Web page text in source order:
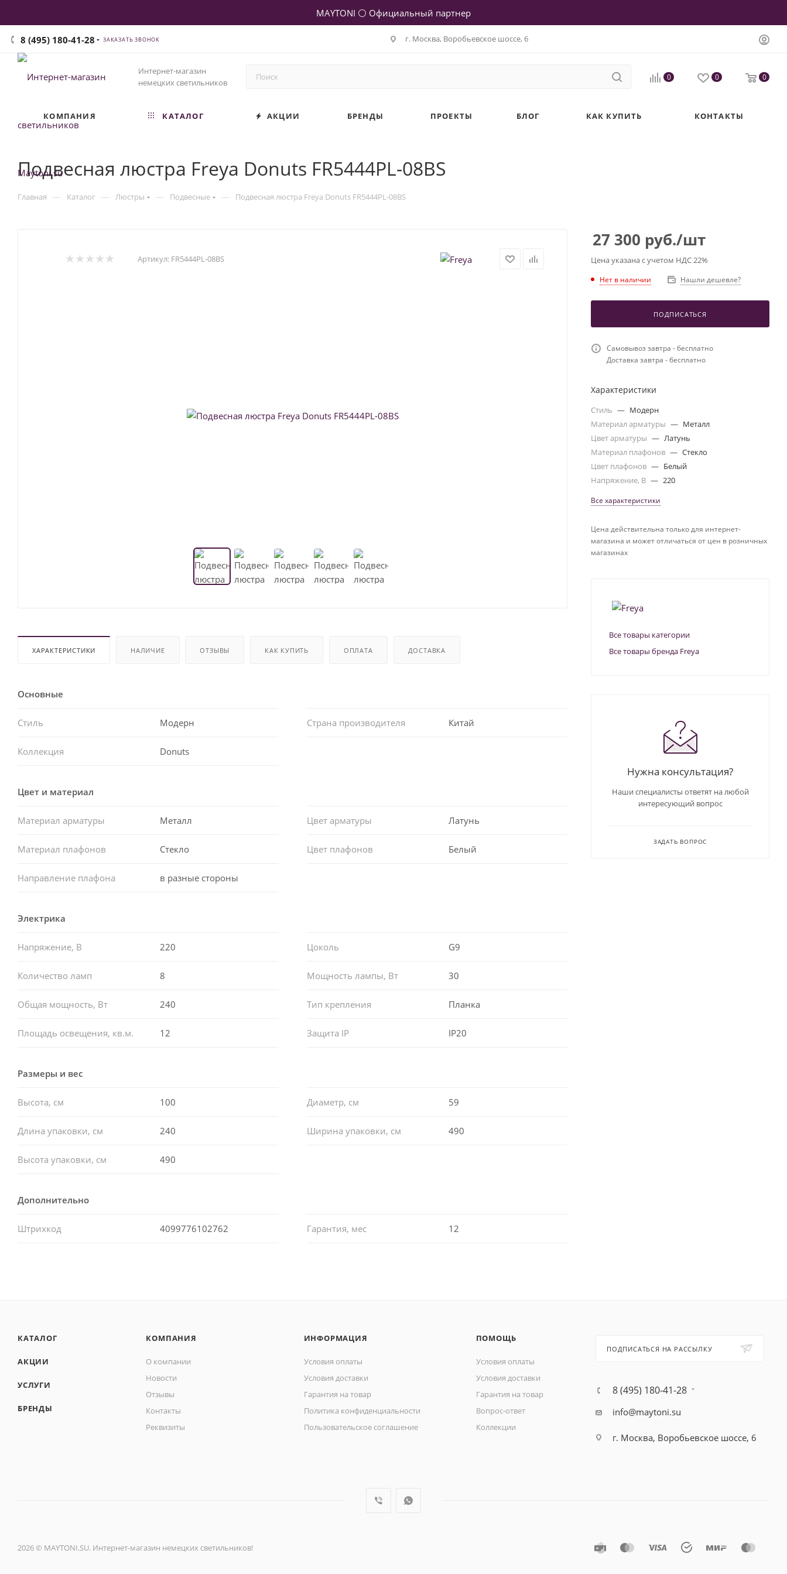
MAYTONI ⚪ Официальный партнер
8 (495) 180-41-28 ЗАКАЗАТЬ ЗВОНОК г. Москва, Воробьевское шоссе, 6
Интернет-магазин
немецких светильников
0 0 0
КОМПАНИЯ КАТАЛОГ АКЦИИ БРЕНДЫ ПРОЕКТЫ БЛОГ КАК КУПИТЬ КОНТАКТЫ
Подвесная люстра Freya Donuts FR5444PL-08BS
Главная — Каталог — Люстры — Подвесные — Подвесная люстра Freya Donuts FR5444PL-08BS
Артикул: FR5444PL-08BS
ХАРАКТЕРИСТИКИ НАЛИЧИЕ ОТЗЫВЫ КАК КУПИТЬ ОПЛАТА ДОСТАВКА
Основные
Стиль Модерн Страна производителя Китай
Коллекция Donuts
Цвет и материал
Материал арматуры Металл Цвет арматуры Латунь
Материал плафонов Стекло Цвет плафонов Белый
Направление плафона в разные стороны
Электрика
Напряжение, В 220 Цоколь G9
Количество ламп 8 Мощность лампы, Вт 30
Общая мощность, Вт 240 Тип крепления Планка
Площадь освещения, кв.м. 12 Защита IP IP20
Размеры и вес
Высота, см 100 Диаметр, см 59
Длина упаковки, см 240 Ширина упаковки, см 490
Высота упаковки, см 490
Дополнительно
Штрихкод 4099776102762 Гарантия, мес 12
27 300 руб./шт
Цена указана с учетом НДС 22%
Нет в наличии Нашли дешевле?
ПОДПИСАТЬСЯ
Самовывоз завтра - бесплатно
Доставка завтра - бесплатно
Характеристики
Стиль — Модерн
Материал арматуры — Металл
Цвет арматуры — Латунь
Материал плафонов — Стекло
Цвет плафонов — Белый
Напряжение, В — 220
Все характеристики
Цена действительна только для интернет-
магазина и может отличаться от цен в розничных
магазинах
Все товары категории
Все товары бренда Freya
Нужна консультация?
Наши специалисты ответят на любой
интересующий вопрос
ЗАДАТЬ ВОПРОС
КАТАЛОГ
АКЦИИ
УСЛУГИ
БРЕНДЫ
КОМПАНИЯ
О компании
Новости
Отзывы
Контакты
Реквизиты
ИНФОРМАЦИЯ
Условия оплаты
Условия доставки
Гарантия на товар
Политика конфиденциальности
Пользовательское соглашение
ПОМОЩЬ
Условия оплаты
Условия доставки
Гарантия на товар
Вопрос-ответ
Коллекции
ПОДПИСАТЬСЯ НА РАССЫЛКУ
8 (495) 180-41-28
info@maytoni.su
г. Москва, Воробьевское шоссе, 6
2026 © MAYTONI.SU. Интернет-магазин немецких светильников!